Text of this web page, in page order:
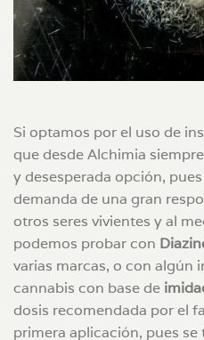
Si optamos por el uso de
que desde Alchimia
y desesperada opción,
demanda de una gran
otros seres vivientes y al
podemos probar con
varias marcas, o con algún
cannabis con base de
dosis recomendada por el
primera aplicación, pues